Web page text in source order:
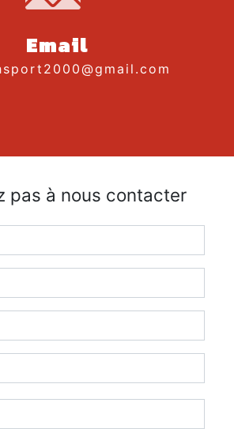
Email
pas à nous contacter